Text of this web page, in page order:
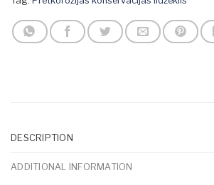
DESCRIPTION
ADDITIONAL INFORMATION